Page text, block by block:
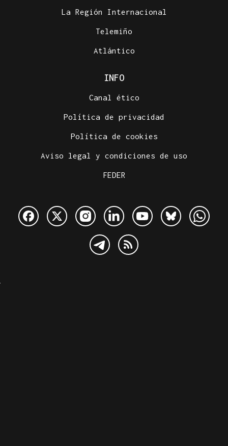
La Región Internacional
Telemiño
Atlántico
INFO
Canal ético
Política de privacidad
Política de cookies
Aviso legal y condiciones de uso
FEDER